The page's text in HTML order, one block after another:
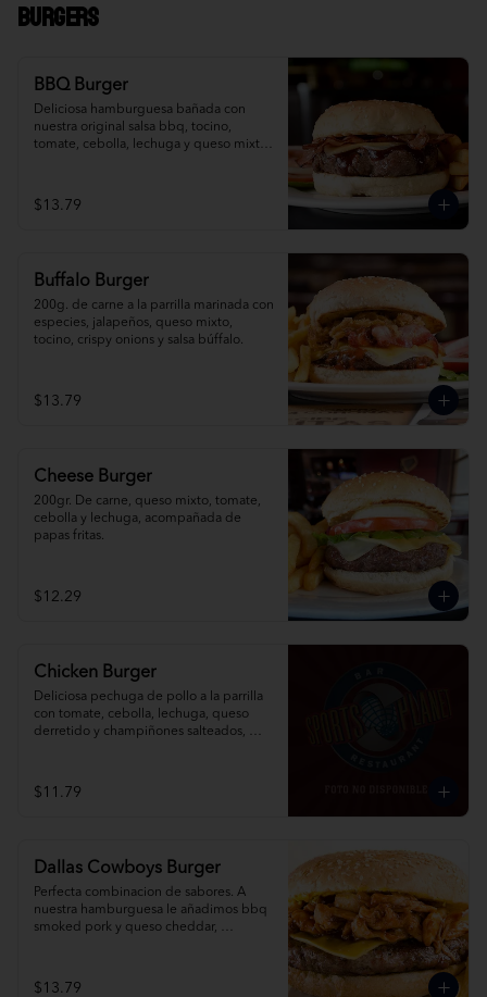
Burgers
BBQ Burger
Deliciosa hamburguesa bañada con
nuestra original salsa bbq, tocino,
tomate, cebolla, lechuga y queso mixto,
$13.79
Buffalo Burger
200g. de carne a la parrilla marinada con
especies, jalapeños, queso mixto,
tocino, crispy onions y salsa búffalo.
$13.79
Cheese Burger
200gr. De carne, queso mixto, tomate,
cebolla y lechuga, acompañada de
papas fritas.
$12.29
Chicken Burger
Deliciosa pechuga de pollo a la parrilla
con tomate, cebolla, lechuga, queso
derretido y champiñones salteados,
$11.79
Dallas Cowboys Burger
Perfecta combinacion de sabores. A
nuestra hamburguesa le añadimos bbq
smoked pork y queso cheddar,
$13.79